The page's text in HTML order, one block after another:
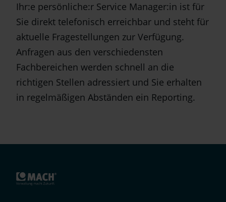
Ihr:e persönliche:r Service Manager:in ist für
Sie direkt telefonisch erreichbar und steht für
aktuelle Fragestellungen zur Verfügung.
Anfragen aus den verschiedensten
Fachbereichen werden schnell an die
richtigen Stellen adressiert und Sie erhalten
in regelmäßigen Abständen ein Reporting.